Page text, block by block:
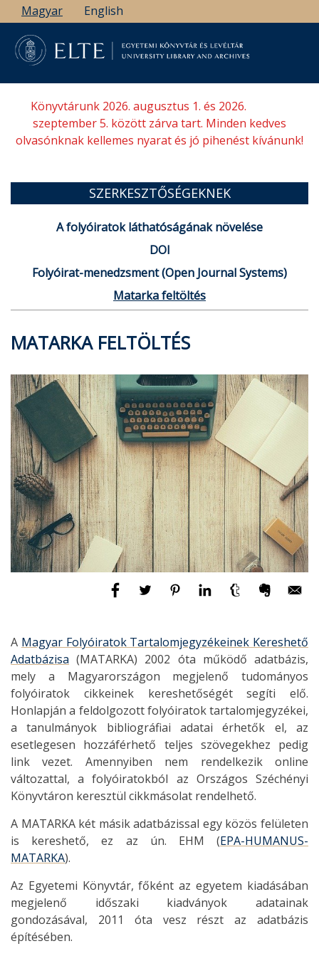
Ugrás
a
tartalomra
Magyar English
Könyvtárunk 2026. augusztus 1. és 2026.
szeptember 5. között zárva tart. Minden kedves
olvasónknak kellemes nyarat és jó pihenést kívánunk!
SZERKESZTŐSÉGEKNEK
A folyóiratok láthatóságának növelése
DOI
Folyóirat-menedzsment (Open Journal Systems)
Matarka feltöltés
MATARKA FELTÖLTÉS
A Magyar Folyóiratok Tartalomjegyzékeinek Kereshető
Adatbázisa (MATARKA) 2002 óta működő adatbázis,
mely a Magyarországon megjelenő tudományos
folyóiratok cikkeinek kereshetőségét segíti elő.
Honlapján a feldolgozott folyóiratok tartalomjegyzékei,
a tanulmányok bibliográfiai adatai érhetők el, az
esetlegesen hozzáférhető teljes szövegekhez pedig
link vezet. Amennyiben nem rendelkezik online
változattal, a folyóiratokból az Országos Széchényi
Könyvtáron keresztül cikkmásolat rendelhető.
A MATARKA két másik adatbázissal egy közös felületen
is kereshető, ez az ún. EHM (EPA-HUMANUS-
MATARKA).
Az Egyetemi Könyvtár, főként az egyetem kiadásában
megjelenő időszaki kiadványok adatainak
gondozásával, 2011 óta vesz részt az adatbázis
építésében.